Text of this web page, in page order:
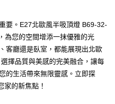
付款」的支付方式。 讓您購物簡單
不需儲值。
即可結帳。
要。E27北歐風半吸頂燈 B69-32-
為您的空間增添一抹優雅的光
客廳還是臥室，都能展現出北歐
擇品質與美感的完美融合，讓每
的生活帶來無限靈感。立即探
家的新焦點！